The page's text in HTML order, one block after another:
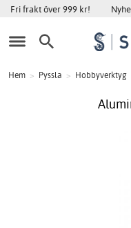
Fri frakt över 999 kr!
Hem > Pyssla > Hobbyverktyg